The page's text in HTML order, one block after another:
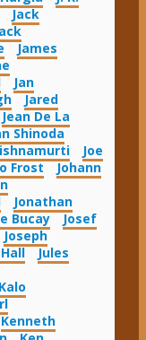
Jack
James
Jan
Jared
Jean De La
Shinoda
Joe
Frost
Johann
Jonathan
Bucay
Josef
Joseph
Jules
Kalo
Kenneth